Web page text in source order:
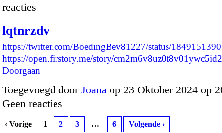
reacties
lqtnrzdv
https://twitter.com/BoedingBev81227/status/
https://open.firstory.me/story/
Doorgaan
Toegevoegd door Joana op 23 Oktober 2024 op
Geen reacties
‹ Vorige 1 2 3 … 6 Volgende ›